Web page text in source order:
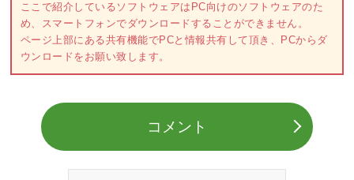
ここで紹介しているソフトウェアはPC向けのソフトウェアのた
め、スマートフォンでダウンロードすることができません。
ページ上部にある共有機能でPCと情報共有して頂き、PCからダ
ウンロードをお願い致します。
コメント